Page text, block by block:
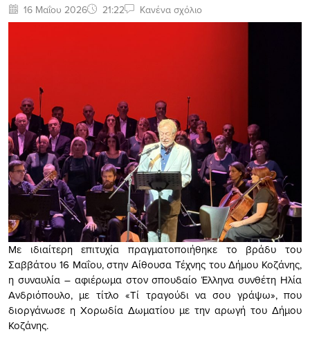
16 Μαΐου 2026 21:22 Κανένα σχόλιο
Με ιδιαίτερη επιτυχία πραγματοποιήθηκε το βράδυ του
Σαββάτου 16 Μαΐου, στην Αίθουσα Τέχνης του Δήμου Κοζάνης,
η συναυλία – αφιέρωμα στον σπουδαίο Έλληνα συνθέτη Ηλία
Ανδριόπουλο, με τίτλο «Τί τραγούδι να σου γράψω», που
διοργάνωσε η Χορωδία Δωματίου με την αρωγή του Δήμου
Κοζάνης.